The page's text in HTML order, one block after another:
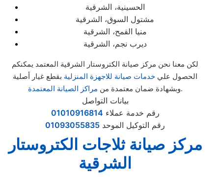
الحسينية، الشرقية
مشتول السوق، الشرقية
منيا القمح، الشرقية
ديرب نجم، الشرقية
لكن معنا نحن مركز صيانة الكتروستار الشرقية المعتمد يمكنكم
الحصول علي خدمات صيانة للاجهزة المنزلية بقطع غيار أصلية
وبشهادة ضمان معتمدة من مراكز الصيانة المعتمدة .
بيانات التواصل
رقم خدمة عملاء 01010916814
رقم التوكيل الموحد 01093055835
مركز صيانة ثلاجات الكتروستار
الشرقية